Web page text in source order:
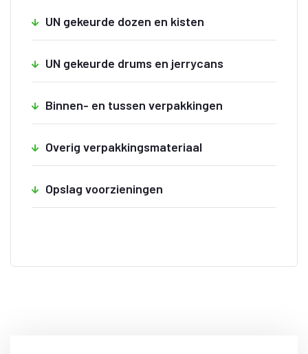
UN gekeurde dozen en kisten
UN gekeurde drums en jerrycans
Binnen- en tussen verpakkingen
Overig verpakkingsmateriaal
Opslag voorzieningen